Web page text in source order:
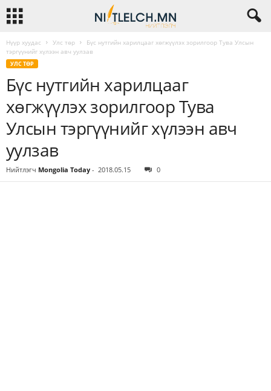
Нүүр хуудас Улс төр
Бүс нутгийн харилцааг хөгжүүлэх зорилгоор Тува Улсын
тэргүүнийг хүлээн авч уулзав
УЛС ТӨР
Бүс нутгийн харилцааг
хөгжүүлэх зорилгоор Тува
Улсын тэргүүнийг хүлээн авч
уулзав
Нийтлэгч Mongolia Today - 2018.05.15 0